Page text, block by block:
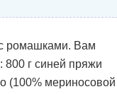
ромашками. Вам
800 г синей пряжи
(100% мериносовой